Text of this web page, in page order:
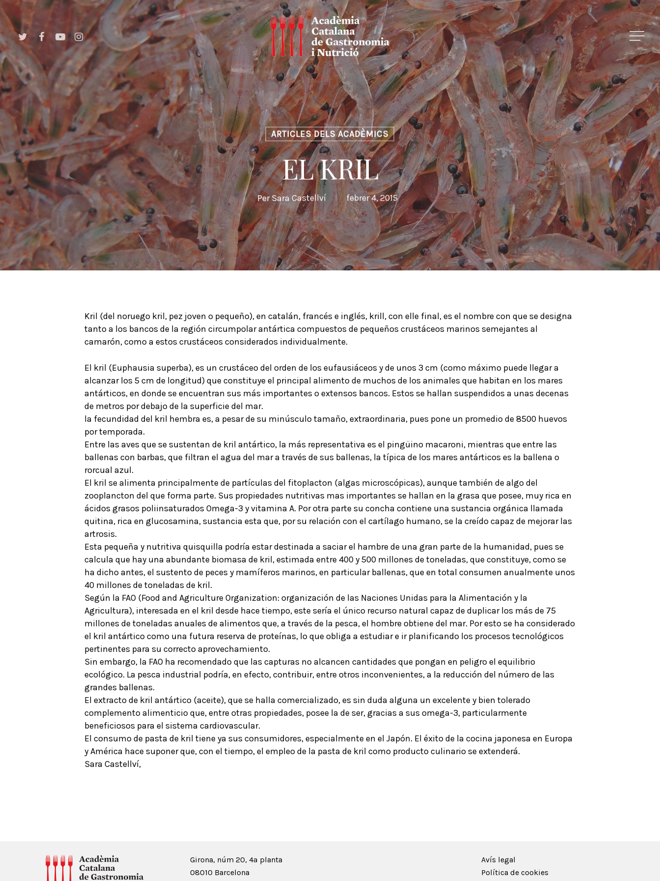
ARTICLES DELS ACADÈMICS
EL KRIL
PerSara Castellví febrer 4, 2015
Kril (del noruego kril, pez joven o pequeño), en catalán, francés e inglés, krill, con elle final, es el nombre con que se designa
tanto a los bancos de la región circumpolar antártica compuestos de pequeños crustáceos marinos semejantes al
camarón, como a estos crustáceos considerados individualmente.
El kril (Euphausia superba), es un crustáceo del orden de los eufausiáceos y de unos 3 cm (como máximo puede llegar a
alcanzar los 5 cm de longitud) que constituye el principal alimento de muchos de los animales que habitan en los mares
antárticos, en donde se encuentran sus más importantes o extensos bancos. Estos se hallan suspendidos a unas decenas
de metros por debajo de la superficie del mar.
la fecundidad del kril hembra es, a pesar de su minúsculo tamaño, extraordinaria, pues pone un promedio de 8500 huevos
por temporada.
Entre las aves que se sustentan de kril antártico, la más representativa es el pingüino macaroni, mientras que entre las
ballenas con barbas, que filtran el agua del mar a través de sus ballenas, la típica de los mares antárticos es la ballena o
rorcual azul.
El kril se alimenta principalmente de partículas del fitoplacton (algas microscópicas), aunque también de algo del
zooplancton del que forma parte. Sus propiedades nutritivas mas importantes se hallan en la grasa que posee, muy rica en
ácidos grasos poliinsaturados Omega-3 y vitamina A. Por otra parte su concha contiene una sustancia orgánica llamada
quitina, rica en glucosamina, sustancia esta que, por su relación con el cartílago humano, se la creído capaz de mejorar las
artrosis.
Esta pequeña y nutritiva quisquilla podría estar destinada a saciar el hambre de una gran parte de la humanidad, pues se
calcula que hay una abundante biomasa de kril, estimada entre 400 y 500 millones de toneladas, que constituye, como se
ha dicho antes, el sustento de peces y mamíferos marinos, en particular ballenas, que en total consumen anualmente unos
40 millones de toneladas de kril.
Según la FAO (Food and Agriculture Organization: organización de las Naciones Unidas para la Alimentación y la
Agricultura), interesada en el kril desde hace tiempo, este sería el único recurso natural capaz de duplicar los más de 75
millones de toneladas anuales de alimentos que, a través de la pesca, el hombre obtiene del mar. Por esto se ha considerado
el kril antártico como una futura reserva de proteínas, lo que obliga a estudiar e ir planificando los procesos tecnológicos
pertinentes para su correcto aprovechamiento.
Sin embargo, la FAO ha recomendado que las capturas no alcancen cantidades que pongan en peligro el equilibrio
ecológico. La pesca industrial podría, en efecto, contribuir, entre otros inconvenientes, a la reducción del número de las
grandes ballenas.
El extracto de kril antártico (aceite), que se halla comercializado, es sin duda alguna un excelente y bien tolerado
complemento alimenticio que, entre otras propiedades, posee la de ser, gracias a sus omega-3, particularmente
beneficiosos para el sistema cardiovascular.
El consumo de pasta de kril tiene ya sus consumidores, especialmente en el Japón. El éxito de la cocina japonesa en Europa
y América hace suponer que, con el tiempo, el empleo de la pasta de kril como producto culinario se extenderá.
Sara Castellví,
Girona, núm 20, 4ª planta
08010 Barcelona
Avís legal
Política de cookies